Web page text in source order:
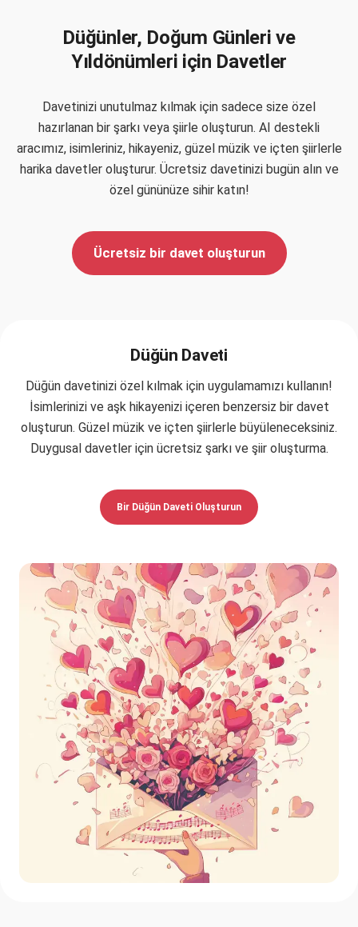
Düğünler, Doğum Günleri ve
Yıldönümleri için Davetler
Davetinizi unutulmaz kılmak için sadece size özel
hazırlanan bir şarkı veya şiirle oluşturun. AI destekli
aracımız, isimleriniz, hikayeniz, güzel müzik ve içten şiirlerle
harika davetler oluşturur. Ücretsiz davetinizi bugün alın ve
özel gününüze sihir katın!
Ücretsiz bir davet oluşturun
Düğün Daveti
Düğün davetinizi özel kılmak için uygulamamızı kullanın!
İsimlerinizi ve aşk hikayenizi içeren benzersiz bir davet
oluşturun. Güzel müzik ve içten şiirlerle büyüleneceksiniz.
Duygusal davetler için ücretsiz şarkı ve şiir oluşturma.
Bir Düğün Daveti Oluşturun